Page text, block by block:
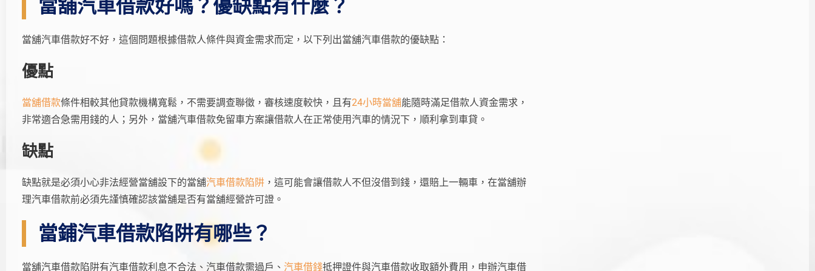
當舖汽車借款好嗎？優缺點有什麼？
當舖汽車借款好不好，這個問題根據借款人條件與資金需求而定，以下列出當舖汽車借款的優缺點：
優點
當舖借款條件相較其他貸款機構寬鬆，不需要調查聯徵，審核速度較快，且有24小時當舖能隨時滿足借款人資金需求，
非常適合急需用錢的人；另外，當舖汽車借款免留車方案讓借款人在正常使用汽車的情況下，順利拿到車貸。
缺點
缺點就是必須小心非法經營當舖設下的當舖汽車借款陷阱 ，這可能會讓借款人不但沒借到錢，還賠上一輛車，在當舖辦
理汽車借款前必須先謹慎確認該當舖是否有當舖經營許可證。
當鋪汽車借款陷阱有哪些？
當舖汽車借款陷阱有汽車借款利息不合法、汽車借款需過戶、 汽車借錢抵押證件與汽車借款收取額外費用，申辦汽車借